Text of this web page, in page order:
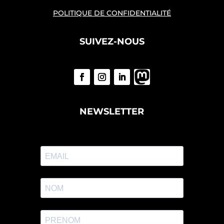
POLITIQUE DE CONFIDENTIALITÉ
SUIVEZ-NOUS
NEWSLETTER